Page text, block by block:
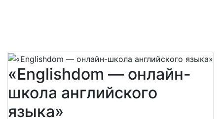
«Englishdom — онлайн-
школа английского
языка»